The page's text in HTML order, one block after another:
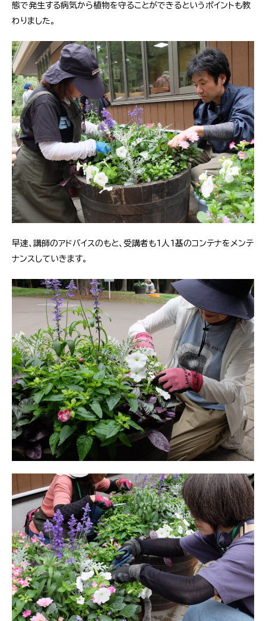
態で発生する病気から植物を守ることができるというポイントも教
わりました。
早速、講師のアドバイスのもと、受講者も1人1基のコンテナをメンテ
ナンスしていきます。